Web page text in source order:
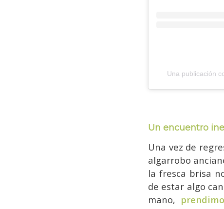
Una publicación
Un encuentro
Una vez de
algarrobo
la fresca brisa
de estar algo
mano,